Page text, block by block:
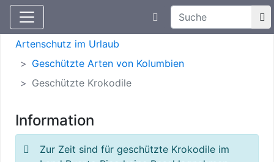
Aktuelle Meldungen
Suchtexteingabe
Artenschutz
Artenschutz im Urlaub
Geschützte Arten von Kolumbien
Geschützte Krokodile
Information
Zur Zeit sind für geschützte Krokodile im